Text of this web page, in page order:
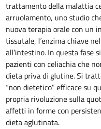
trattamento della malattia
arruolamento, uno studio
nuova terapia orale con un
tissutale, l’enzima chiave
all’intestino. In questa fase
pazienti con celiachia che
dieta priva di glutine. Si
“non dietetico” efficace su
propria rivoluzione sulla
affetti in forme con
dieta aglutinata.